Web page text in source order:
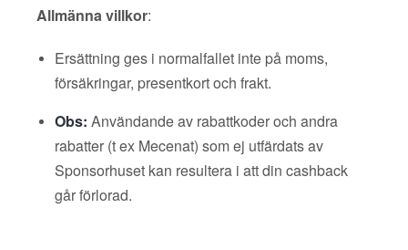
Allmänna villkor:
Ersättning ges i normalfallet inte på moms,
försäkringar, presentkort och frakt.
Obs: Användande av rabattkoder och andra
rabatter (t ex Mecenat) som ej utfärdats av
Sponsorhuset kan resultera i att din cashback
går förlorad.